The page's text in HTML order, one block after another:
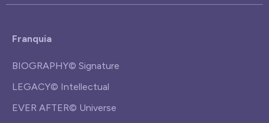
Franquia
BIOGRAPHY© Signature
LEGACY© Intellectual
EVER AFTER© Universe